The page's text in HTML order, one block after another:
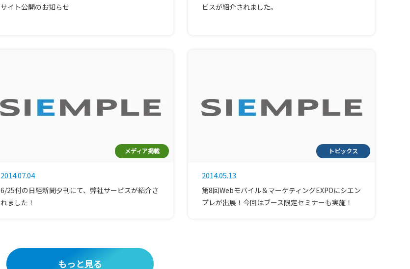
サイト公開のお知らせ
ビスが紹介されました。
メディア掲載
2014.07.04
6/25付の日経新聞夕刊にて、弊社サービスが紹介さ
れました！
トピックス
2014.05.13
第8回Webモバイル＆マーケティングEXPOにシエン
プレが出展！今回はブース限定セミナーも実施！
もっと見る